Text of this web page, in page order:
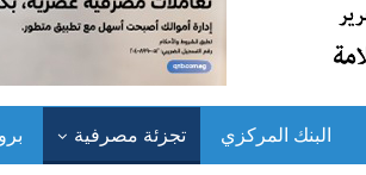
البنك المركزي تجزئة مصرفية